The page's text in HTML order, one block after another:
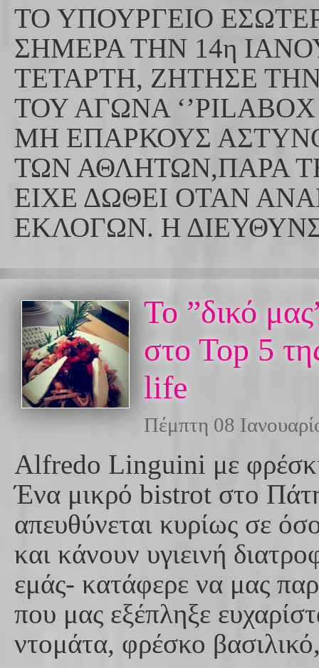
ΤΟ ΥΠΟΥΡΓΕΙΟ
ΣΗΜΕΡΑ ΤΗΝ 14η
ΤΕΤΑΡΤΗ, ΖΗΤΗΣΕ
ΤΟΥ ΑΓΩΝΑ ‘’PILABOX
ΜΗ ΕΠΑΡΚΟΥΣ
ΤΩΝ ΑΘΛΗΤΩΝ,ΠΑΡΑ
ΕΙΧΕ ΔΩΘΕΙ ΟΤΑΝ
ΕΚΛΟΓΩΝ. Η
Το ”δικό
στo Top 5
life
Πέμπτη 08
Alfredo Linguini με
Ένα μικρό bistrot στο
απευθύνεται κυρίως σε
και κάνουν υγιεινή
εμάς- κατάφερε να μας
που μας εξέπληξε
ντομάτα, φρέσκο